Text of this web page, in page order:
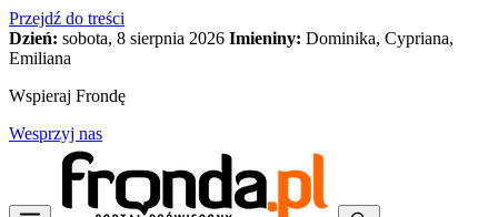
Przejdź do treści
Dzień: sobota, 8 sierpnia 2026 Imieniny: Dominika, Cypriana,
Emiliana
Wspieraj Frondę
Wesprzyj nas